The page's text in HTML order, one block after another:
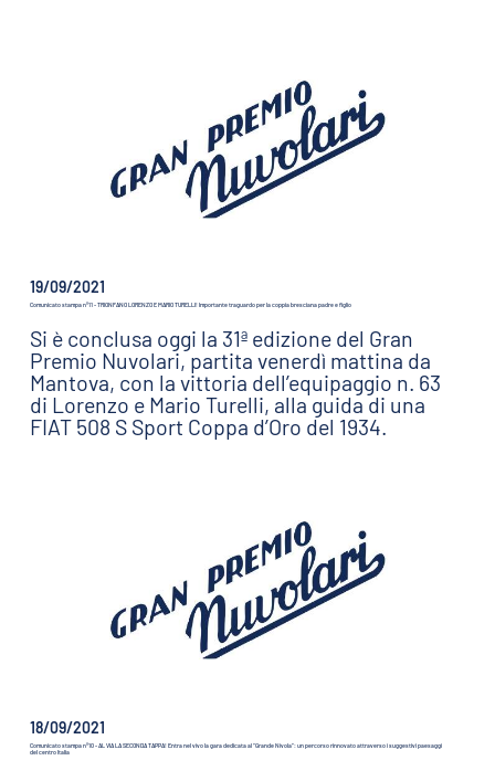
19/09/2021
Comunicato stampa n°11 - TRIONFANO LORENZO E MARIO TURELLI! Importante traguardo per la coppia bresciana padre e figlio
Si è conclusa oggi la 31ª edizione del Gran
Premio Nuvolari, partita venerdì mattina da
Mantova, con la vittoria dell’equipaggio n. 63
di Lorenzo e Mario Turelli, alla guida di una
FIAT 508 S Sport Coppa d’Oro del 1934.
18/09/2021
Comunicato stampa n°10 - AL VIA LA SECONDA TAPPA! Entra nel vivo la gara dedicata al “Grande Nivola”: un percorso rinnovato attraverso i suggestivi paesaggi
del centro Italia